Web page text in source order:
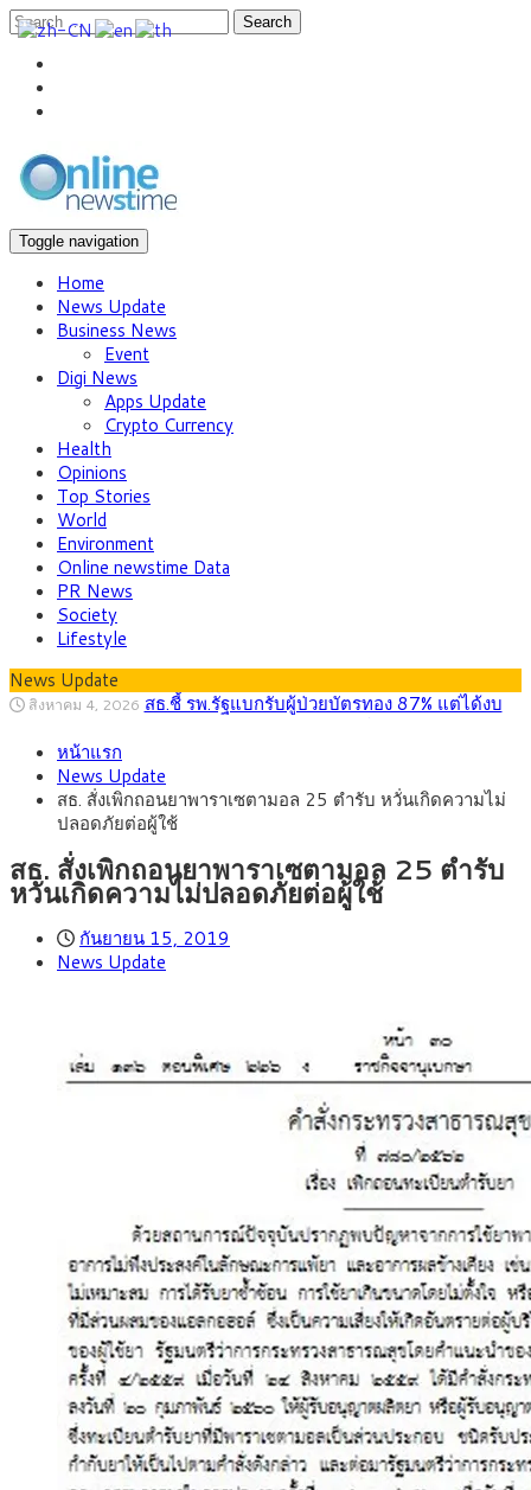
Search
Toggle navigation
Home
News Update
Business News
Event
Digi News
Apps Update
Crypto Currency
Health
Opinions
Top Stories
World
Environment
Online newstime Data
PR News
Society
Lifestyle
News Update
สิงหาคม 4, 2026 สธ.ชี้ รพ.รัฐแบกรับผู้ป่วยบัตรทอง 87% แต่ได้งบ
งานจริง
7.5 แสนล้านบาท เน้นสร้างงานทักษะสูง–เชื่อม SMEs ไทย ดูแล
ต้นทุนน้ำ–ไฟเป็นธรรม
สิงหาคม 10, 2026
ปล่อยเช่ารายวัน ร้านอาหารและเครื่องดื่ม ซาลอน พบต่างด้าวผิด
กฎหมายเข้าข่ายสุ่มเสี่ยงนอมินี
สิงหาคม 10, 2026 กรุงศรีคาดเงินบาทสัปดาห์นี้ซื้อขายในกรอบ
32.80-33.40 ลุ้นเงินเฟ้อสหรัฐฯหลังจ้างงานแผ่ว
สิงหาคม 6, 2026 บีโอไอขานรับระเบียบใหม่ Data Center เดินหน้า
ปรับเกณฑ์ คัดเข้มโครงการตอบโจทย์ประเทศ
สิงหาคม 5, 2026 ครม.ไฟเขียวหลักการ ร่าง พ.ร.ฎ. เปิดทาง รฟม.เดิน
หน้ารถไฟฟ้าสงขลา โมโนเรล 12.54 กม. เชื่อมเมืองหาดใหญ่
หน้าแรก
News Update
สธ. สั่งเพิกถอนยาพาราเซตามอล 25 ตำรับ หวั่นเกิดความไม่
ปลอดภัยต่อผู้ใช้
สธ. สั่งเพิกถอนยาพาราเซตามอล 25 ตำรับ
หวั่นเกิดความไม่ปลอดภัยต่อผู้ใช้
กันยายน 15, 2019
News Update